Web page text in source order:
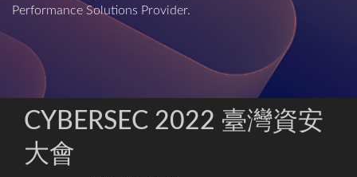
Performance Solutions Provider.
CYBERSEC 2022 臺灣資安
大會